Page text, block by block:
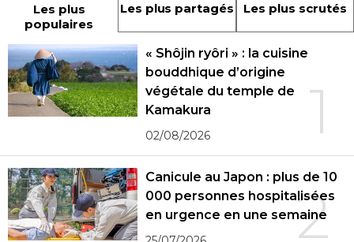
Les plus
populaires
Les plus partagés Les plus scrutés
1
« Shôjin ryôri » : la cuisine
bouddhique d’origine
végétale du temple de
Kamakura
02/08/2026
2
Canicule au Japon : plus de 10
000 personnes hospitalisées
en urgence en une semaine